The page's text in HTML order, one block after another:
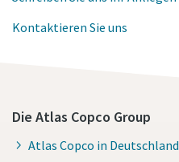
Kontaktieren Sie uns
Die Atlas Copco Group
Atlas Copco in Deutschland